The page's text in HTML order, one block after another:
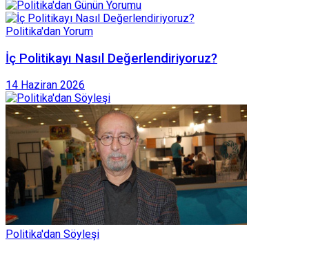
Politika'dan Yorum
İç Politikayı Nasıl Değerlendiriyoruz?
14 Haziran 2026
Politika'dan Söyleşi